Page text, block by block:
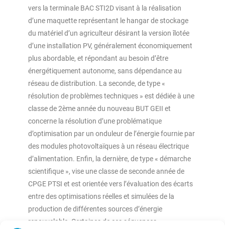
vers la terminale BAC STI2D visant à la réalisation
d’une maquette représentant le hangar de stockage
du matériel d’un agriculteur désirant la version îlotée
d’une installation PV, généralement économiquement
plus abordable, et répondant au besoin d’être
énergétiquement autonome, sans dépendance au
réseau de distribution. La seconde, de type «
résolution de problèmes techniques » est dédiée à une
classe de 2ème année du nouveau BUT GEII et
concerne la résolution d’une problématique
d’optimisation par un onduleur de l’énergie fournie par
des modules photovoltaïques à un réseau électrique
d’alimentation. Enfin, la dernière, de type « démarche
scientifique », vise une classe de seconde année de
CPGE PTSI et est orientée vers l’évaluation des écarts
entre des optimisations réelles et simulées de la
production de différentes sources d’énergie
renouvelable. Certaines de ces séquences